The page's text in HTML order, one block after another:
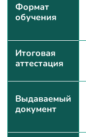
Формат
обучения
Итоговая
аттестация
Выдаваемый
документ